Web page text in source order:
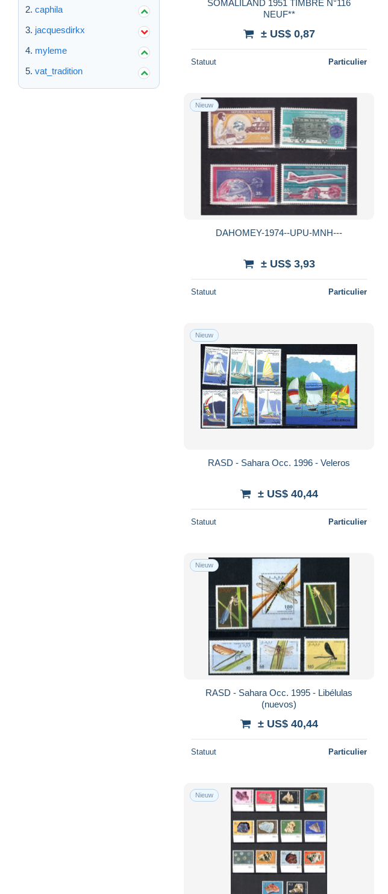
caphila
jacquesdirkx
myleme
vat_tradition
SOMALILAND 1951 TIMBRE N°116
NEUF**
± US$ 0,87
Statuut Particulier
Nieuw
DAHOMEY-1974--UPU-MNH---
± US$ 3,93
Statuut Particulier
Nieuw
RASD - Sahara Occ. 1996 - Veleros
± US$ 40,44
Statuut Particulier
Nieuw
RASD - Sahara Occ. 1995 - Libélulas
(nuevos)
± US$ 40,44
Statuut Particulier
Nieuw